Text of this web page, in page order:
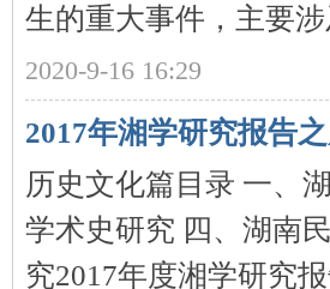
生的重大事件，主要
2020-9-16 16:29
2017年湘学研究报告
历史文化篇目录 一、
学术史研究 四、湖南
究2017年度湘学研究